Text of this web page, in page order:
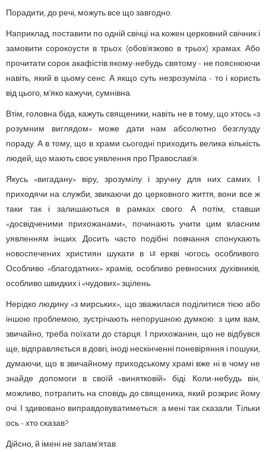
Порадити, до речі, можуть все що завгодно.
Наприклад, поставити по одній свічці на кожен церковний свічник і
замовити сорокоусти в трьох (обов’язково в трьох) храмах. Або
прочитати сорок акафістів якому-небудь святому - не пояснюючи
навіть, який в цьому сенс. А якщо суть незрозуміла - то і користь
від цього, м’яко кажучи, сумнівна.
Втім, головна біда, кажуть священики, навіть не в тому, що хтось «з
розумним виглядом» може дати нам абсолютно безглузду
пораду. А в тому, що в храми сьогодні приходить велика кількість
людей, що мають своє уявлення про Православ’я.
Якусь «вигадану» віру, зрозумілу і зручну для них самих. І
приходячи на служби, звикаючи до церковного життя, вони все ж
таки так і залишаються в рамках свого. А потім, ставши
«досвідченими прихожанами», починають учити цим власним
уявленням інших. Досить часто подібні повчання спонукають
новоспечених християн шукати в ﾦеркві чогось особливого.
Особливо «благодатних» храмів, особливо ревносних духівників,
особливо швидких і «чудових» зцілень.
Нерідко людину «з мирських», що зважилася поділитися тією або
іншою проблемою, зустрічають непорушною думкою: з цим вам,
звичайно, треба поїхати до старця. І прихожанин, що не відбувся
ще, відправляється в довгі, іноді нескінченні поневіряння і пошуки,
думаючи, що в звичайному приходському храмі вже ні в чому не
знайде допомоги в своїй «винятковій» біді. Коли-небудь він,
можливо, потрапить на сповідь до священика, який розкриє йому
очі. І здивовано виправдовуватиметься: а мені так сказали. Тільки
ось - хто сказав?
Дійсно, й імені не запам’ятав.